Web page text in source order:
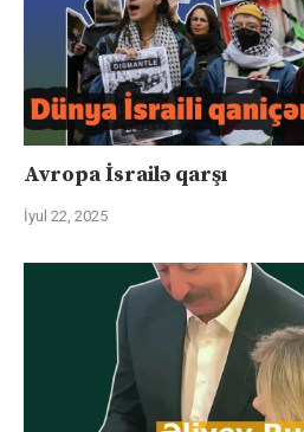
Avropa İsrailə qarşı
İyul 22, 2025